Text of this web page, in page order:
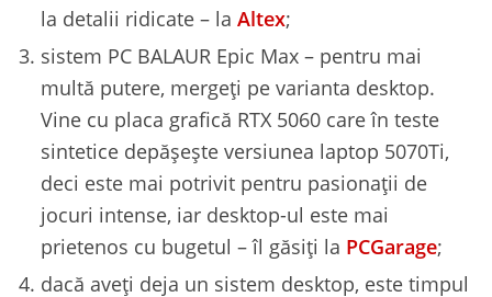
la detalii ridicate – la Altex;
sistem PC BALAUR Epic Max – pentru mai
multă putere, mergeți pe varianta desktop.
Vine cu placa grafică RTX 5060 care în teste
sintetice depășește versiunea laptop 5070Ti,
deci este mai potrivit pentru pasionații de
jocuri intense, iar desktop-ul este mai
prietenos cu bugetul – îl găsiți la PCGarage;
dacă aveți deja un sistem desktop, este timpul